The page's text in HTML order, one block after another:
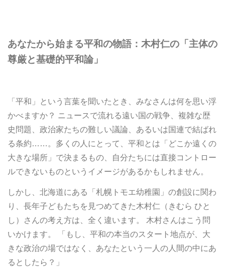
あなたから始まる平和の物語：木村仁の「主体の
尊厳と基礎的平和論」
「平和」という言葉を聞いたとき、みなさんは何を思い浮
かべますか？ ニュースで流れる遠い国の戦争、複雑な歴
史問題、政治家たちの難しい議論、あるいは国連で結ばれ
る条約……。多くの人にとって、平和とは「どこか遠くの
大きな場所」で決まるもの、自分たちには直接コントロー
ルできないものというイメージがあるかもしれません。
しかし、北海道にある「札幌トモエ幼稚園」の創設に関わ
り、長年子どもたちを見つめてきた木村仁（きむら ひと
し）さんの考え方は、全く違います。 木村さんはこう問
いかけます。 「もし、平和の本当のスタート地点が、大
きな政治の場ではなく、あなたという一人の人間の中にあ
るとしたら？」